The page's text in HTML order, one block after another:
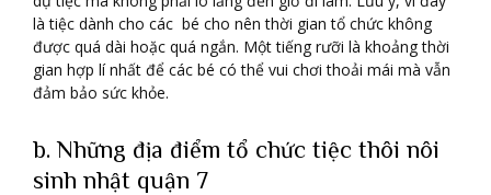
là tiệc dành cho các bé cho nên thời gian tổ chức không
được quá dài hoặc quá ngắn. Một tiếng rưỡi là khoảng thời
gian hợp lí nhất để các bé có thể vui chơi thoải mái mà vẫn
đảm bảo sức khỏe.
b. Những địa điểm tổ chức tiệc thôi nôi
sinh nhật quận 7